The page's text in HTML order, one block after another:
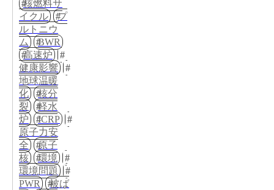
核燃料サ
イクル
プ
ルトニウ
ム
BWR
高速炉
健康影響
地球温暖
化
核分
裂
軽水
炉
ICRP
原子力安
全
原子
核
環境
環境問題
PWR
被ば